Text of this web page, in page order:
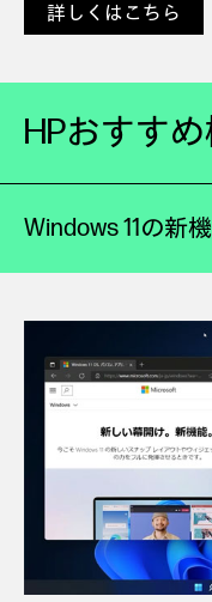
詳しくはこちら
HPおすす
Windows 11の新